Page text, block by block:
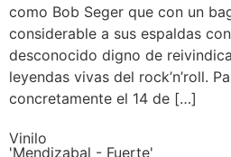
como Bob Seger que con un
considerable a sus espaldas
desconocido digno de
leyendas vivas del rock’n’roll.
concretamente el 14 de […]
Vinilo
'Mendizabal - Fuerte'